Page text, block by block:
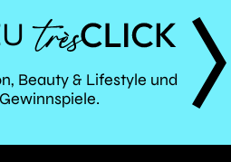
TRÈS
CLICK
Beauty & Lifestyle und